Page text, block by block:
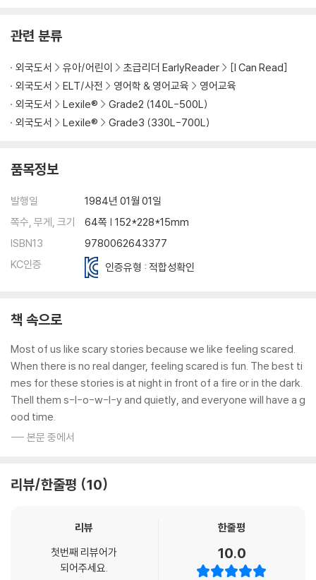
관련 분류
외국도서 유아/어린이 초급리더 EarlyReader
[I Can Read]
외국도서
ELT/사전 영어학 & 영어교육
영어교육
외국도서
Lexile®
Grade2 (140L-500L)
외국도서
Lexile® Grade3 (330L-700L)
품목정보
발행일
1984년 01월 01일
쪽수, 무게, 크기
64쪽 | 152*228*15mm
ISBN13
9780062643377
KC인증
인증유형 : 적합성확인
책 속으로
Most of us like scary stories because we like feeling scared.
When there is no real danger, feeling scared is fun. The best ti
mes for these stories is at night in front of a fire or in the dark.
Thell them s-l-o-w-l-y and quietly, and everyone will have a g
ood time.
--- 본문 중에서
리뷰/한줄평 10
리뷰
첫번째 리뷰어가
되어주세요.
한줄평
10.0